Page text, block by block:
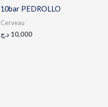
10bar PEDROLLO
Cerveau
10,000 د.ج